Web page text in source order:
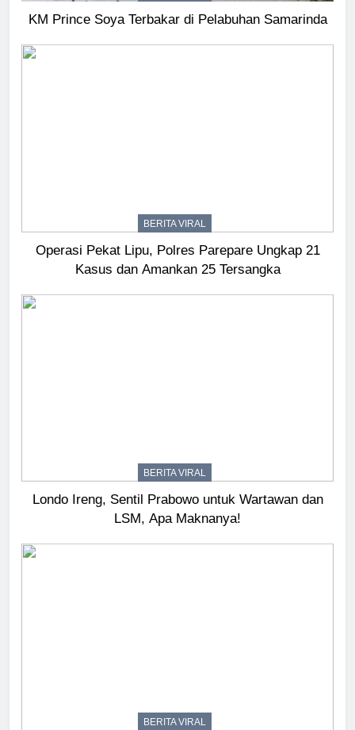
KM Prince Soya Terbakar di Pelabuhan Samarinda
BERITA VIRAL
Operasi Pekat Lipu, Polres Parepare Ungkap 21
Kasus dan Amankan 25 Tersangka
BERITA VIRAL
Londo Ireng, Sentil Prabowo untuk Wartawan dan
LSM, Apa Maknanya!
BERITA VIRAL